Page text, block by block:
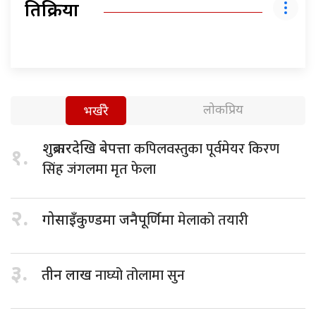
प्रतिक्रिया
भर्खरै लोकप्रिय
१. शुक्रबारदेखि बेपत्ताकपिलवस्तुका पूर्वमेयर किरण
सिंह जंगलमा मृत फेला
२. गोसाइँकुण्डमा जनैपूर्णिमामेलाको तयारी
३. तीन लाखनाघ्यो तोलामा सुन